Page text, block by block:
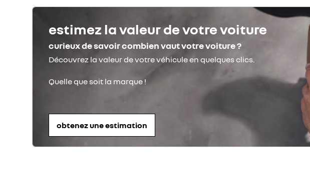
estimez la valeur de votre voiture
curieux de savoir combien vaut votre voiture ?
obtenez une estimation